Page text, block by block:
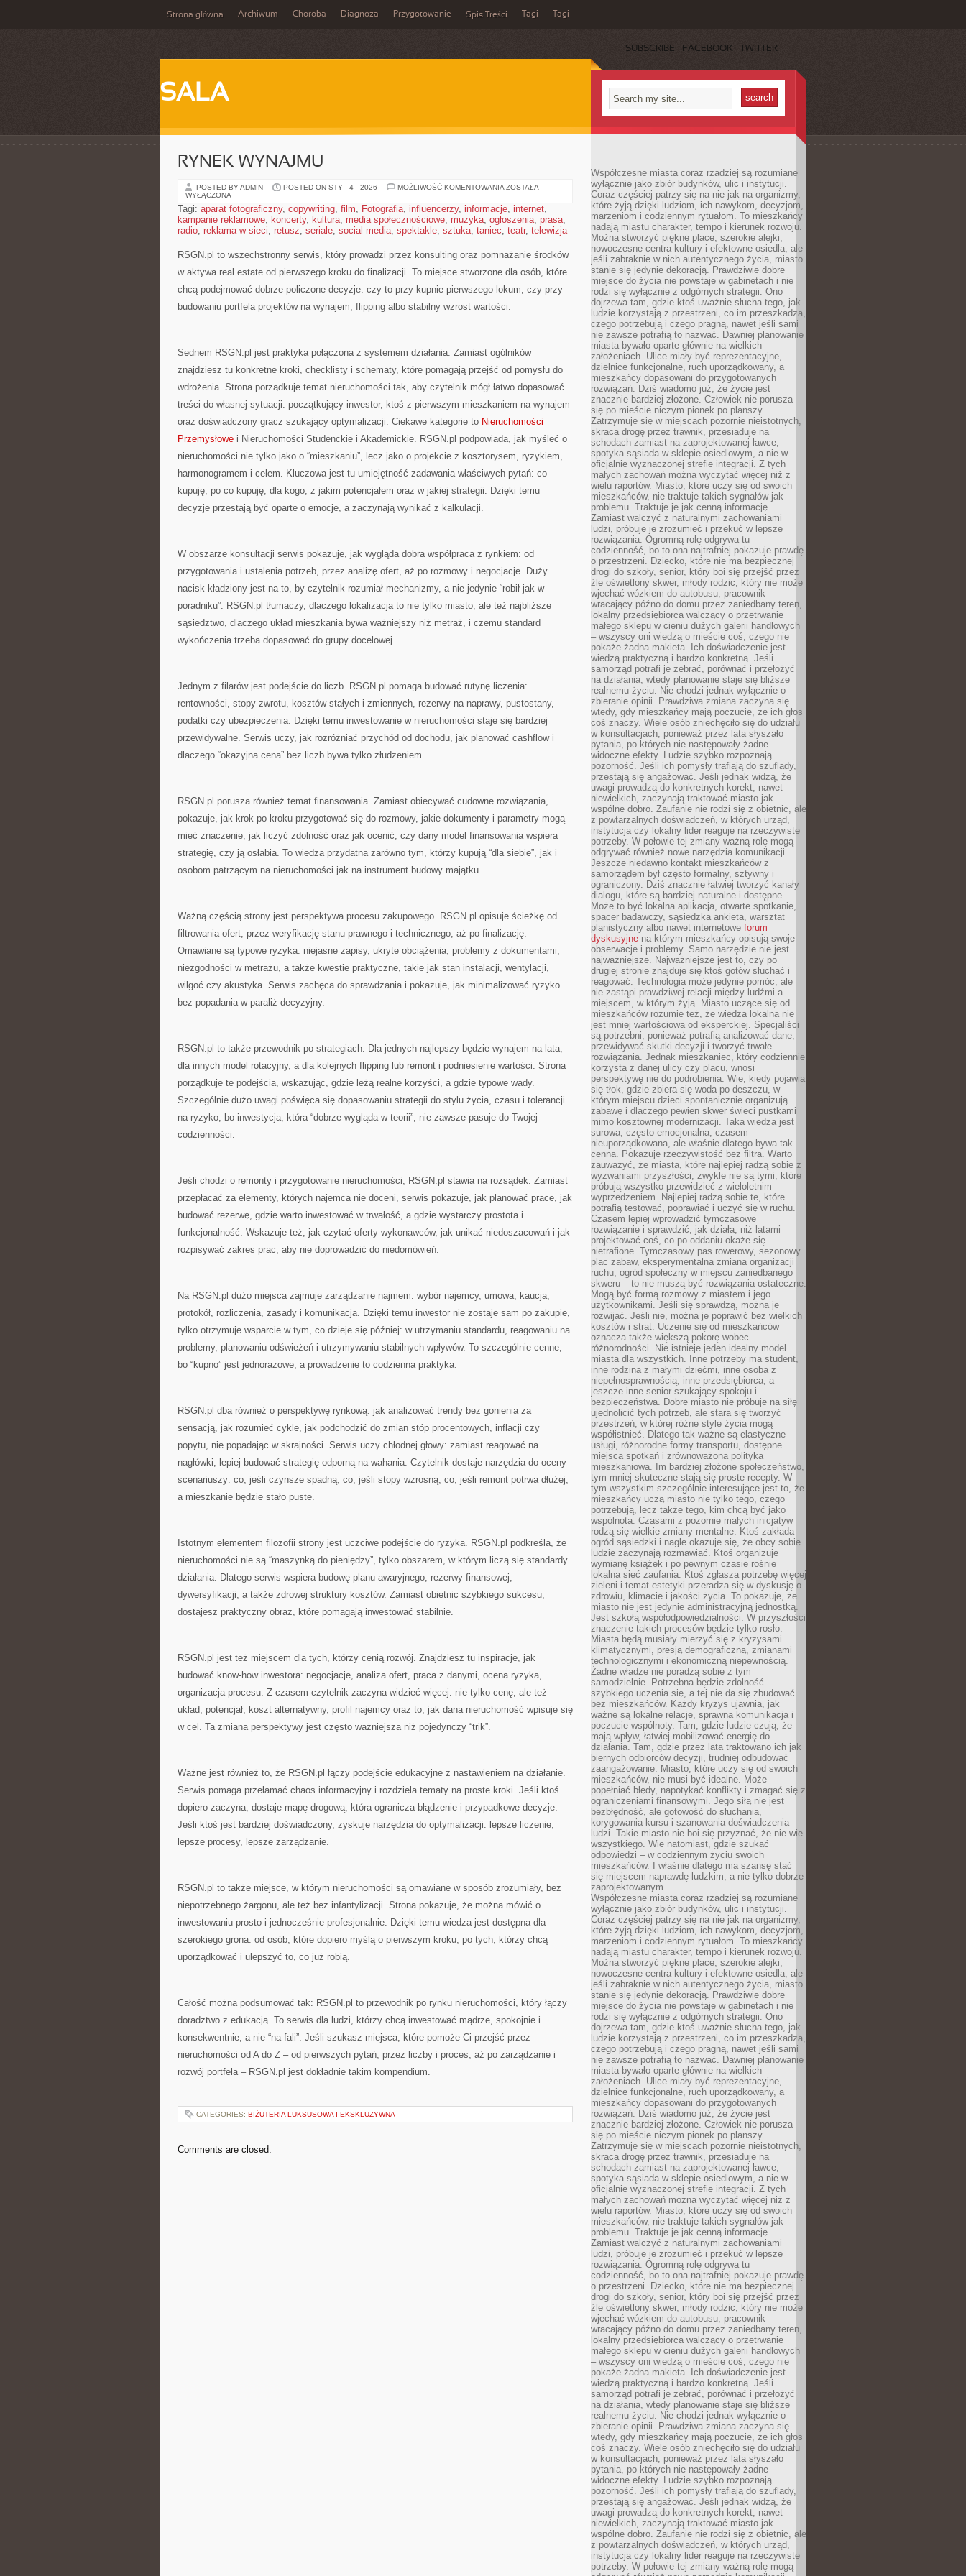
Strona główna Archiwum Choroba Diagnoza Przygotowanie Spis Treści Tagi Tagi
SUBSCRIBE FACEBOOK TWITTER
SALA
RYNEK WYNAJMU
POSTED BY ADMIN POSTED ON STY - 4 - 2026 MOŻLIWOŚĆ KOMENTOWANIA RYNEK
ZOSTAŁA
WYŁĄCZONA
Tagi: aparat fotograficzny, copywriting, film, Fotografia, influencerzy, informacje, internet,
kampanie reklamowe, koncerty, kultura, media społecznościowe, muzyka, ogłoszenia, prasa,
radio, reklama w sieci, retusz, seriale, social media, spektakle, sztuka, taniec, teatr, telewizja
RSGN.pl to wszechstronny serwis, który prowadzi przez konsulting oraz pomnażanie środków
w aktywa real estate od pierwszego kroku do finalizacji. To miejsce stworzone dla osób, które
chcą podejmować dobrze policzone decyzje: czy to przy kupnie pierwszego lokum, czy przy
budowaniu portfela projektów na wynajem, flipping albo stabilny wzrost wartości.
Sednem RSGN.pl jest praktyka połączona z systemem działania. Zamiast ogólników
znajdziesz tu konkretne kroki, checklisty i schematy, które pomagają przejść od pomysłu do
wdrożenia. Strona porządkuje temat nieruchomości tak, aby czytelnik mógł łatwo dopasować
treści do własnej sytuacji: początkujący inwestor, ktoś z pierwszym mieszkaniem na wynajem
oraz doświadczony gracz szukający optymalizacji. Ciekawe kategorie to Nieruchomości
Przemysłowe i Nieruchomości Studenckie i Akademickie. RSGN.pl podpowiada, jak myśleć o
nieruchomości nie tylko jako o “mieszkaniu”, lecz jako o projekcie z kosztorysem, ryzykiem,
harmonogramem i celem. Kluczowa jest tu umiejętność zadawania właściwych pytań: co
kupuję, po co kupuję, dla kogo, z jakim potencjałem oraz w jakiej strategii. Dzięki temu
decyzje przestają być oparte o emocje, a zaczynają wynikać z kalkulacji.
W obszarze konsultacji serwis pokazuje, jak wygląda dobra współpraca z rynkiem: od
przygotowania i ustalenia potrzeb, przez analizę ofert, aż po rozmowy i negocjacje. Duży
nacisk kładziony jest na to, by czytelnik rozumiał mechanizmy, a nie jedynie “robił jak w
poradniku”. RSGN.pl tłumaczy, dlaczego lokalizacja to nie tylko miasto, ale też najbliższe
sąsiedztwo, dlaczego układ mieszkania bywa ważniejszy niż metraż, i czemu standard
wykończenia trzeba dopasować do grupy docelowej.
Jednym z filarów jest podejście do liczb. RSGN.pl pomaga budować rutynę liczenia:
rentowności, stopy zwrotu, kosztów stałych i zmiennych, rezerwy na naprawy, pustostany,
podatki czy ubezpieczenia. Dzięki temu inwestowanie w nieruchomości staje się bardziej
przewidywalne. Serwis uczy, jak rozróżniać przychód od dochodu, jak planować cashflow i
dlaczego “okazyjna cena” bez liczb bywa tylko złudzeniem.
RSGN.pl porusza również temat finansowania. Zamiast obiecywać cudowne rozwiązania,
pokazuje, jak krok po kroku przygotować się do rozmowy, jakie dokumenty i parametry mogą
mieć znaczenie, jak liczyć zdolność oraz jak ocenić, czy dany model finansowania wspiera
strategię, czy ją osłabia. To wiedza przydatna zarówno tym, którzy kupują “dla siebie”, jak i
osobom patrzącym na nieruchomości jak na instrument budowy majątku.
Ważną częścią strony jest perspektywa procesu zakupowego. RSGN.pl opisuje ścieżkę od
filtrowania ofert, przez weryfikację stanu prawnego i technicznego, aż po finalizację.
Omawiane są typowe ryzyka: niejasne zapisy, ukryte obciążenia, problemy z dokumentami,
niezgodności w metrażu, a także kwestie praktyczne, takie jak stan instalacji, wentylacji,
wilgoć czy akustyka. Serwis zachęca do sprawdzania i pokazuje, jak minimalizować ryzyko
bez popadania w paraliż decyzyjny.
RSGN.pl to także przewodnik po strategiach. Dla jednych najlepszy będzie wynajem na lata,
dla innych model rotacyjny, a dla kolejnych flipping lub remont i podniesienie wartości. Strona
porządkuje te podejścia, wskazując, gdzie leżą realne korzyści, a gdzie typowe wady.
Szczególnie dużo uwagi poświęca się dopasowaniu strategii do stylu życia, czasu i tolerancji
na ryzyko, bo inwestycja, która “dobrze wygląda w teorii”, nie zawsze pasuje do Twojej
codzienności.
Jeśli chodzi o remonty i przygotowanie nieruchomości, RSGN.pl stawia na rozsądek. Zamiast
przepłacać za elementy, których najemca nie doceni, serwis pokazuje, jak planować prace, jak
budować rezerwę, gdzie warto inwestować w trwałość, a gdzie wystarczy prostota i
funkcjonalność. Wskazuje też, jak czytać oferty wykonawców, jak unikać niedoszacowań i jak
rozpisywać zakres prac, aby nie doprowadzić do niedomówień.
Na RSGN.pl dużo miejsca zajmuje zarządzanie najmem: wybór najemcy, umowa, kaucja,
protokół, rozliczenia, zasady i komunikacja. Dzięki temu inwestor nie zostaje sam po zakupie,
tylko otrzymuje wsparcie w tym, co dzieje się później: w utrzymaniu standardu, reagowaniu na
problemy, planowaniu odświeżeń i utrzymywaniu stabilnych wpływów. To szczególnie cenne,
bo “kupno” jest jednorazowe, a prowadzenie to codzienna praktyka.
RSGN.pl dba również o perspektywę rynkową: jak analizować trendy bez gonienia za
sensacją, jak rozumieć cykle, jak podchodzić do zmian stóp procentowych, inflacji czy
popytu, nie popadając w skrajności. Serwis uczy chłodnej głowy: zamiast reagować na
nagłówki, lepiej budować strategię odporną na wahania. Czytelnik dostaje narzędzia do oceny
scenariuszy: co, jeśli czynsze spadną, co, jeśli stopy wzrosną, co, jeśli remont potrwa dłużej,
a mieszkanie będzie stało puste.
Istotnym elementem filozofii strony jest uczciwe podejście do ryzyka. RSGN.pl podkreśla, że
nieruchomości nie są “maszynką do pieniędzy”, tylko obszarem, w którym liczą się standardy
działania. Dlatego serwis wspiera budowę planu awaryjnego, rezerwy finansowej,
dywersyfikacji, a także zdrowej struktury kosztów. Zamiast obietnic szybkiego sukcesu,
dostajesz praktyczny obraz, które pomagają inwestować stabilnie.
RSGN.pl jest też miejscem dla tych, którzy cenią rozwój. Znajdziesz tu inspiracje, jak
budować know-how inwestora: negocjacje, analiza ofert, praca z danymi, ocena ryzyka,
organizacja procesu. Z czasem czytelnik zaczyna widzieć więcej: nie tylko cenę, ale też
układ, potencjał, koszt alternatywny, profil najemcy oraz to, jak dana nieruchomość wpisuje się
w cel. Ta zmiana perspektywy jest często ważniejsza niż pojedynczy “trik”.
Ważne jest również to, że RSGN.pl łączy podejście edukacyjne z nastawieniem na działanie.
Serwis pomaga przełamać chaos informacyjny i rozdziela tematy na proste kroki. Jeśli ktoś
dopiero zaczyna, dostaje mapę drogową, która ogranicza błądzenie i przypadkowe decyzje.
Jeśli ktoś jest bardziej doświadczony, zyskuje narzędzia do optymalizacji: lepsze liczenie,
lepsze procesy, lepsze zarządzanie.
RSGN.pl to także miejsce, w którym nieruchomości są omawiane w sposób zrozumiały, bez
niepotrzebnego żargonu, ale też bez infantylizacji. Strona pokazuje, że można mówić o
inwestowaniu prosto i jednocześnie profesjonalnie. Dzięki temu wiedza jest dostępna dla
szerokiego grona: od osób, które dopiero myślą o pierwszym kroku, po tych, którzy chcą
uporządkować i ulepszyć to, co już robią.
Całość można podsumować tak: RSGN.pl to przewodnik po rynku nieruchomości, który łączy
doradztwo z edukacją. To serwis dla ludzi, którzy chcą inwestować mądrze, spokojnie i
konsekwentnie, a nie “na fali”. Jeśli szukasz miejsca, które pomoże Ci przejść przez
nieruchomości od A do Z – od pierwszych pytań, przez liczby i proces, aż po zarządzanie i
rozwój portfela – RSGN.pl jest dokładnie takim kompendium.
CATEGORIES: BIŻUTERIA LUKSUSOWA I EKSKLUZYWNA
Comments are closed.
Współczesne miasta coraz rzadziej są rozumiane
wyłącznie jako zbiór budynków, ulic i instytucji.
Coraz częściej patrzy się na nie jak na organizmy,
które żyją dzięki ludziom, ich nawykom, decyzjom,
marzeniom i codziennym rytuałom. To mieszkańcy
nadają miastu charakter, tempo i kierunek rozwoju.
Można stworzyć piękne place, szerokie alejki,
nowoczesne centra kultury i efektowne osiedla, ale
jeśli zabraknie w nich autentycznego życia, miasto
stanie się jedynie dekoracją. Prawdziwie dobre
miejsce do życia nie powstaje w gabinetach i nie
rodzi się wyłącznie z odgórnych strategii. Ono
dojrzewa tam, gdzie ktoś uważnie słucha tego, jak
ludzie korzystają z przestrzeni, co im przeszkadza,
czego potrzebują i czego pragną, nawet jeśli sami
nie zawsze potrafią to nazwać. Dawniej planowanie
miasta bywało oparte głównie na wielkich
założeniach. Ulice miały być reprezentacyjne,
dzielnice funkcjonalne, ruch uporządkowany, a
mieszkańcy dopasowani do przygotowanych
rozwiązań. Dziś wiadomo już, że życie jest
znacznie bardziej złożone. Człowiek nie porusza
się po mieście niczym pionek po planszy.
Zatrzymuje się w miejscach pozornie nieistotnych,
skraca drogę przez trawnik, przesiaduje na
schodach zamiast na zaprojektowanej ławce,
spotyka sąsiada w sklepie osiedlowym, a nie w
oficjalnie wyznaczonej strefie integracji. Z tych
małych zachowań można wyczytać więcej niż z
wielu raportów. Miasto, które uczy się od swoich
mieszkańców, nie traktuje takich sygnałów jak
problemu. Traktuje je jak cenną informację.
Zamiast walczyć z naturalnymi zachowaniami
ludzi, próbuje je zrozumieć i przekuć w lepsze
rozwiązania. Ogromną rolę odgrywa tu
codzienność, bo to ona najtrafniej pokazuje prawdę
o przestrzeni. Dziecko, które nie ma bezpiecznej
drogi do szkoły, senior, który boi się przejść przez
źle oświetlony skwer, młody rodzic, który nie może
wjechać wózkiem do autobusu, pracownik
wracający późno do domu przez zaniedbany teren,
lokalny przedsiębiorca walczący o przetrwanie
małego sklepu w cieniu dużych galerii handlowych
– wszyscy oni wiedzą o mieście coś, czego nie
pokaże żadna makieta. Ich doświadczenie jest
wiedzą praktyczną i bardzo konkretną. Jeśli
samorząd potrafi je zebrać, porównać i przełożyć
na działania, wtedy planowanie staje się bliższe
realnemu życiu. Nie chodzi jednak wyłącznie o
zbieranie opinii. Prawdziwa zmiana zaczyna się
wtedy, gdy mieszkańcy mają poczucie, że ich głos
coś znaczy. Wiele osób zniechęciło się do udziału
w konsultacjach, ponieważ przez lata słyszało
pytania, po których nie następowały żadne
widoczne efekty. Ludzie szybko rozpoznają
pozorność. Jeśli ich pomysły trafiają do szuflady,
przestają się angażować. Jeśli jednak widzą, że
uwagi prowadzą do konkretnych korekt, nawet
niewielkich, zaczynają traktować miasto jak
wspólne dobro. Zaufanie nie rodzi się z obietnic, ale
z powtarzalnych doświadczeń, w których urząd,
instytucja czy lokalny lider reaguje na rzeczywiste
potrzeby. W połowie tej zmiany ważną rolę mogą
odgrywać również nowe narzędzia komunikacji.
Jeszcze niedawno kontakt mieszkańców z
samorządem był często formalny, sztywny i
ograniczony. Dziś znacznie łatwiej tworzyć kanały
dialogu, które są bardziej naturalne i dostępne.
Może to być lokalna aplikacja, otwarte spotkanie,
spacer badawczy, sąsiedzka ankieta, warsztat
planistyczny albo nawet internetowe forum
dyskusyjne na którym mieszkańcy opisują swoje
obserwacje i problemy. Samo narzędzie nie jest
najważniejsze. Najważniejsze jest to, czy po
drugiej stronie znajduje się ktoś gotów słuchać i
reagować. Technologia może jedynie pomóc, ale
nie zastąpi prawdziwej relacji między ludźmi a
miejscem, w którym żyją. Miasto uczące się od
mieszkańców rozumie też, że wiedza lokalna nie
jest mniej wartościowa od eksperckiej. Specjaliści
są potrzebni, ponieważ potrafią analizować dane,
przewidywać skutki decyzji i tworzyć trwałe
rozwiązania. Jednak mieszkaniec, który codziennie
korzysta z danej ulicy czy placu, wnosi
perspektywę nie do podrobienia. Wie, kiedy pojawia
się tłok, gdzie zbiera się woda po deszczu, w
którym miejscu dzieci spontanicznie organizują
zabawę i dlaczego pewien skwer świeci pustkami
mimo kosztownej modernizacji. Taka wiedza jest
surowa, często emocjonalna, czasem
nieuporządkowana, ale właśnie dlatego bywa tak
cenna. Pokazuje rzeczywistość bez filtra. Warto
zauważyć, że miasta, które najlepiej radzą sobie z
wyzwaniami przyszłości, zwykle nie są tymi, które
próbują wszystko przewidzieć z wieloletnim
wyprzedzeniem. Najlepiej radzą sobie te, które
potrafią testować, poprawiać i uczyć się w ruchu.
Czasem lepiej wprowadzić tymczasowe
rozwiązanie i sprawdzić, jak działa, niż latami
projektować coś, co po oddaniu okaże się
nietrafione. Tymczasowy pas rowerowy, sezonowy
plac zabaw, eksperymentalna zmiana organizacji
ruchu, ogród społeczny w miejscu zaniedbanego
skweru – to nie muszą być rozwiązania ostateczne.
Mogą być formą rozmowy z miastem i jego
użytkownikami. Jeśli się sprawdzą, można je
rozwijać. Jeśli nie, można je poprawić bez wielkich
kosztów i strat. Uczenie się od mieszkańców
oznacza także większą pokorę wobec
różnorodności. Nie istnieje jeden idealny model
miasta dla wszystkich. Inne potrzeby ma student,
inne rodzina z małymi dziećmi, inne osoba z
niepełnosprawnością, inne przedsiębiorca, a
jeszcze inne senior szukający spokoju i
bezpieczeństwa. Dobre miasto nie próbuje na siłę
ujednolicić tych potrzeb, ale stara się tworzyć
przestrzeń, w której różne style życia mogą
współistnieć. Dlatego tak ważne są elastyczne
usługi, różnorodne formy transportu, dostępne
miejsca spotkań i zrównoważona polityka
mieszkaniowa. Im bardziej złożone społeczeństwo,
tym mniej skuteczne stają się proste recepty. W
tym wszystkim szczególnie interesujące jest to, że
mieszkańcy uczą miasto nie tylko tego, czego
potrzebują, lecz także tego, kim chcą być jako
wspólnota. Czasami z pozornie małych inicjatyw
rodzą się wielkie zmiany mentalne. Ktoś zakłada
ogród sąsiedzki i nagle okazuje się, że obcy sobie
ludzie zaczynają rozmawiać. Ktoś organizuje
wymianę książek i po pewnym czasie rośnie
lokalna sieć zaufania. Ktoś zgłasza potrzebę więcej
zieleni i temat estetyki przeradza się w dyskusję o
zdrowiu, klimacie i jakości życia. To pokazuje, że
miasto nie jest jedynie administracyjną jednostką.
Jest szkołą współodpowiedzialności. W przyszłości
znaczenie takich procesów będzie tylko rosło.
Miasta będą musiały mierzyć się z kryzysami
klimatycznymi, presją demograficzną, zmianami
technologicznymi i ekonomiczną niepewnością.
Żadne władze nie poradzą sobie z tym
samodzielnie. Potrzebna będzie zdolność
szybkiego uczenia się, a tej nie da się zbudować
bez mieszkańców. Każdy kryzys ujawnia, jak
ważne są lokalne relacje, sprawna komunikacja i
poczucie wspólnoty. Tam, gdzie ludzie czują, że
mają wpływ, łatwiej mobilizować energię do
działania. Tam, gdzie przez lata traktowano ich jak
biernych odbiorców decyzji, trudniej odbudować
zaangażowanie. Miasto, które uczy się od swoich
mieszkańców, nie musi być idealne. Może
popełniać błędy, napotykać konflikty i zmagać się z
ograniczeniami finansowymi. Jego siłą nie jest
bezbłędność, ale gotowość do słuchania,
korygowania kursu i szanowania doświadczenia
ludzi. Takie miasto nie boi się przyznać, że nie wie
wszystkiego. Wie natomiast, gdzie szukać
odpowiedzi – w codziennym życiu swoich
mieszkańców. I właśnie dlatego ma szansę stać
się miejscem naprawdę ludzkim, a nie tylko dobrze
zaprojektowanym.
Współczesne miasta coraz rzadziej są rozumiane
wyłącznie jako zbiór budynków, ulic i instytucji.
Coraz częściej patrzy się na nie jak na organizmy,
które żyją dzięki ludziom, ich nawykom, decyzjom,
marzeniom i codziennym rytuałom. To mieszkańcy
nadają miastu charakter, tempo i kierunek rozwoju.
Można stworzyć piękne place, szerokie alejki,
nowoczesne centra kultury i efektowne osiedla, ale
jeśli zabraknie w nich autentycznego życia, miasto
stanie się jedynie dekoracją. Prawdziwie dobre
miejsce do życia nie powstaje w gabinetach i nie
rodzi się wyłącznie z odgórnych strategii. Ono
dojrzewa tam, gdzie ktoś uważnie słucha tego, jak
ludzie korzystają z przestrzeni, co im przeszkadza,
czego potrzebują i czego pragną, nawet jeśli sami
nie zawsze potrafią to nazwać. Dawniej planowanie
miasta bywało oparte głównie na wielkich
założeniach. Ulice miały być reprezentacyjne,
dzielnice funkcjonalne, ruch uporządkowany, a
mieszkańcy dopasowani do przygotowanych
rozwiązań. Dziś wiadomo już, że życie jest
znacznie bardziej złożone. Człowiek nie porusza
się po mieście niczym pionek po planszy.
Zatrzymuje się w miejscach pozornie nieistotnych,
skraca drogę przez trawnik, przesiaduje na
schodach zamiast na zaprojektowanej ławce,
spotyka sąsiada w sklepie osiedlowym, a nie w
oficjalnie wyznaczonej strefie integracji. Z tych
małych zachowań można wyczytać więcej niż z
wielu raportów. Miasto, które uczy się od swoich
mieszkańców, nie traktuje takich sygnałów jak
problemu. Traktuje je jak cenną informację.
Zamiast walczyć z naturalnymi zachowaniami
ludzi, próbuje je zrozumieć i przekuć w lepsze
rozwiązania. Ogromną rolę odgrywa tu
codzienność, bo to ona najtrafniej pokazuje prawdę
o przestrzeni. Dziecko, które nie ma bezpiecznej
drogi do szkoły, senior, który boi się przejść przez
źle oświetlony skwer, młody rodzic, który nie może
wjechać wózkiem do autobusu, pracownik
wracający późno do domu przez zaniedbany teren,
lokalny przedsiębiorca walczący o przetrwanie
małego sklepu w cieniu dużych galerii handlowych
– wszyscy oni wiedzą o mieście coś, czego nie
pokaże żadna makieta. Ich doświadczenie jest
wiedzą praktyczną i bardzo konkretną. Jeśli
samorząd potrafi je zebrać, porównać i przełożyć
na działania, wtedy planowanie staje się bliższe
realnemu życiu. Nie chodzi jednak wyłącznie o
zbieranie opinii. Prawdziwa zmiana zaczyna się
wtedy, gdy mieszkańcy mają poczucie, że ich głos
coś znaczy. Wiele osób zniechęciło się do udziału
w konsultacjach, ponieważ przez lata słyszało
pytania, po których nie następowały żadne
widoczne efekty. Ludzie szybko rozpoznają
pozorność. Jeśli ich pomysły trafiają do szuflady,
przestają się angażować. Jeśli jednak widzą, że
uwagi prowadzą do konkretnych korekt, nawet
niewielkich, zaczynają traktować miasto jak
wspólne dobro. Zaufanie nie rodzi się z obietnic, ale
z powtarzalnych doświadczeń, w których urząd,
instytucja czy lokalny lider reaguje na rzeczywiste
potrzeby. W połowie tej zmiany ważną rolę mogą